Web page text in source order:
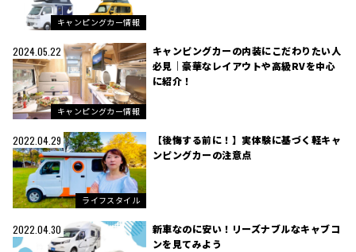
キャンピングカー情報
2024.05.22
キャンピングカー情報
キャンピングカーの内装にこだわりたい人
必見｜豪華なレイアウトや高級RVを中心
に紹介！
2022.04.29
ライフスタイル
【後悔する前に！】実体験に基づく軽キャ
ンピングカーの注意点
2022.04.30
新車なのに安い！リーズナブルなキャブコ
ンを見てみよう